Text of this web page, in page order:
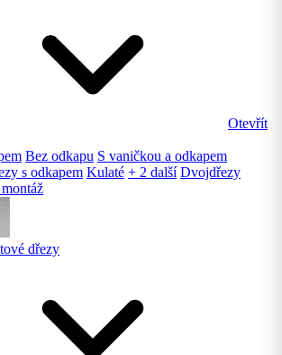
Otevřít
Bez odkapu S vaničkou a odkapem
s odkapem Kulaté + 2 další Dvojdřezy
dřezy